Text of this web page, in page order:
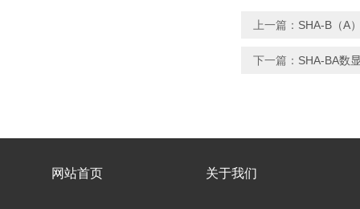
上一篇： SHA-B（A
下一篇： SHA-BA数
网站首页 关于我们